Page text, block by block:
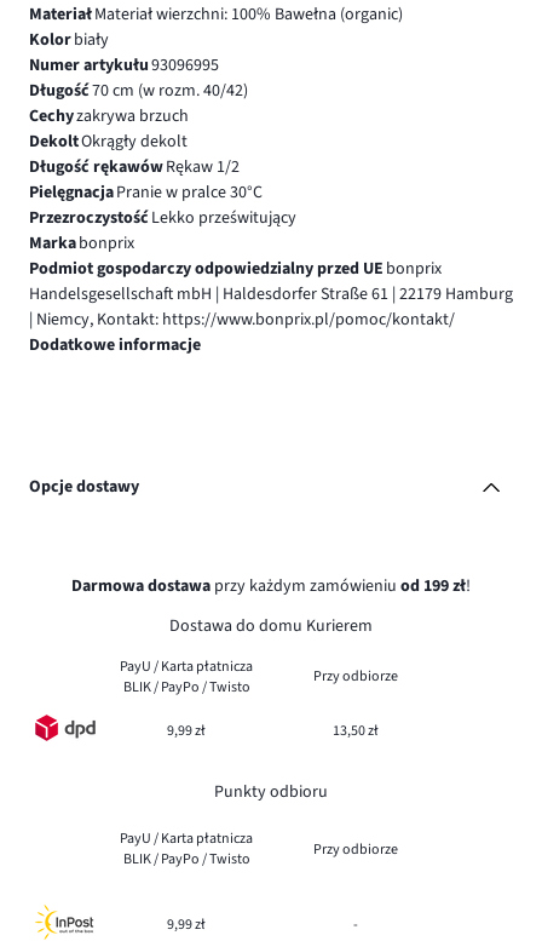
MateriałMateriał wierzchni: 100% Bawełna (organic)
Kolorbiały
Numer artykułu93096995
Długość70 cm (w rozm. 40/42)
Cechyzakrywa brzuch
DekoltOkrągły dekolt
Długość rękawówRękaw 1/2
PielęgnacjaPranie w pralce 30°C
PrzezroczystośćLekko prześwitujący
Markabonprix
Podmiot gospodarczy odpowiedzialny przed UE bonprix
Handelsgesellschaft mbH | Haldesdorfer Straße 61 | 22179 Hamburg
| Niemcy, Kontakt: https://www.bonprix.pl/pomoc/kontakt/
Dodatkowe informacje
Opcje dostawy
Darmowa dostawa przy każdym zamówieniu od 199 zł!
Dostawa do domu Kurierem
PayU / Karta płatnicza
BLIK / PayPo / Twisto
Przy odbiorze
9,99 zł 13,50 zł
Punkty odbioru
PayU / Karta płatnicza
BLIK / PayPo / Twisto
Przy odbiorze
9,99 zł -